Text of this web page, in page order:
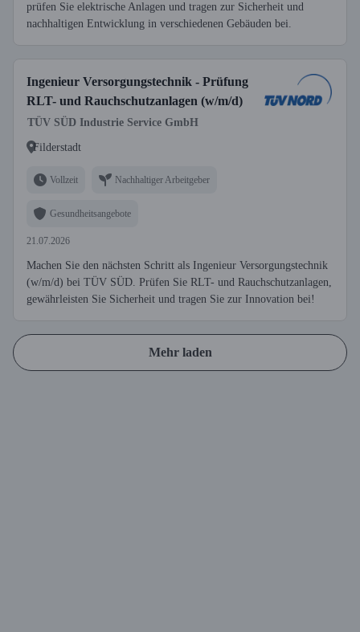
prüfen Sie elektrische Anlagen und tragen zur Sicherheit und
nachhaltigen Entwicklung in verschiedenen Gebäuden bei.
Ingenieur Versorgungstechnik - Prüfung
RLT- und Rauchschutzanlagen (w/m/d)
TÜV SÜD Industrie Service GmbH
Filderstadt
Vollzeit Nachhaltiger Arbeitgeber
Gesundheitsangebote
21.07.2026
Machen Sie den nächsten Schritt als Ingenieur Versorgungstechnik
(w/m/d) bei TÜV SÜD. Prüfen Sie RLT- und Rauchschutzanlagen,
gewährleisten Sie Sicherheit und tragen Sie zur Innovation bei!
Mehr laden